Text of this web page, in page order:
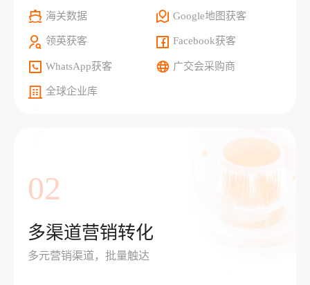
海关数据 Google地图获客
领英获客 Facebook获客
WhatsApp获客 广交会采购商
全球企业库
02
多渠道营销转化
多元营销渠道，批量触达